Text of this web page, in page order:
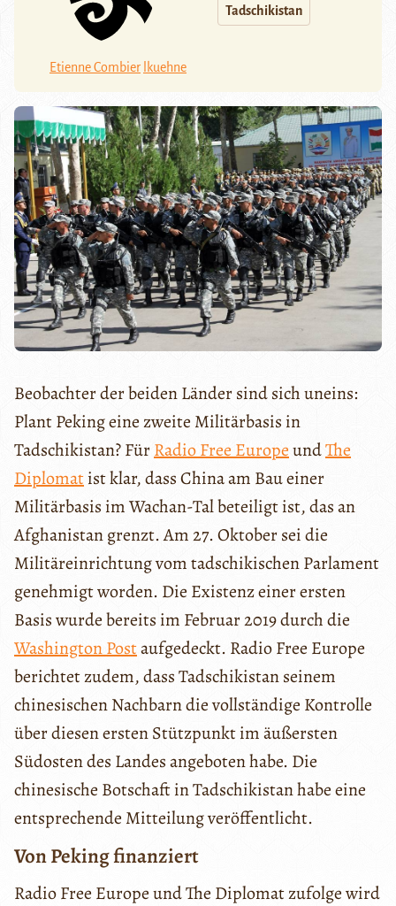
Etienne Combier lkuehne
Tadschikistan
Beobachter der beiden Länder sind sich uneins:
Plant Peking eine zweite Militärbasis in
Tadschikistan? FürRadio Free EuropeundThe
Diplomatist klar, dass China am Bau einer
Militärbasis im Wachan-Tal beteiligt ist, das an
Afghanistan grenzt. Am 27. Oktober sei die
Militäreinrichtung vom tadschikischen Parlament
genehmigt worden. Die Existenz einer ersten
Basis wurde bereits im Februar 2019 durch die
Washington Postaufgedeckt. Radio Free Europe
berichtet zudem, dass Tadschikistan seinem
chinesischen Nachbarn die vollständige Kontrolle
über diesen ersten Stützpunkt im äußersten
Südosten des Landes angeboten habe. Die
chinesische Botschaft in Tadschikistan habe eine
entsprechende Mitteilung veröffentlicht.
Von Peking finanziert
Radio Free Europe und The Diplomat zufolge wird